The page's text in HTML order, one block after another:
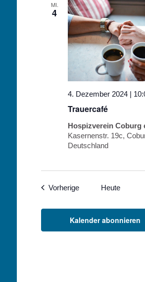
MI.
4
Trauercafé
4. Dezember 2024 |
Hospizverein Coburg
Kasernenstr. 19c,
Deutschland
VorherigeVeranstaltungen
Heute
Kalender abonnieren